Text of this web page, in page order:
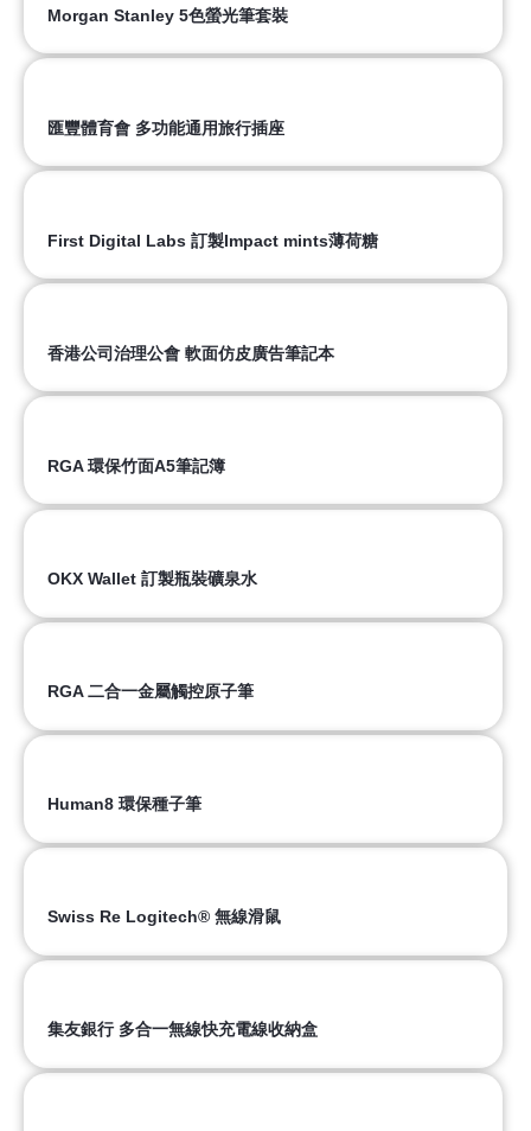
Morgan Stanley 5色螢光筆套裝
匯豐體育會 多功能通用旅行插座
First Digital Labs 訂製Impact mints薄荷糖
香港公司治理公會 軟面仿皮廣告筆記本
RGA 環保竹面A5筆記簿
OKX Wallet 訂製瓶裝礦泉水
RGA 二合一金屬觸控原子筆
Human8 環保種子筆​
Swiss Re Logitech® 無線滑鼠
集友銀行 多合一無線快充電線收納盒